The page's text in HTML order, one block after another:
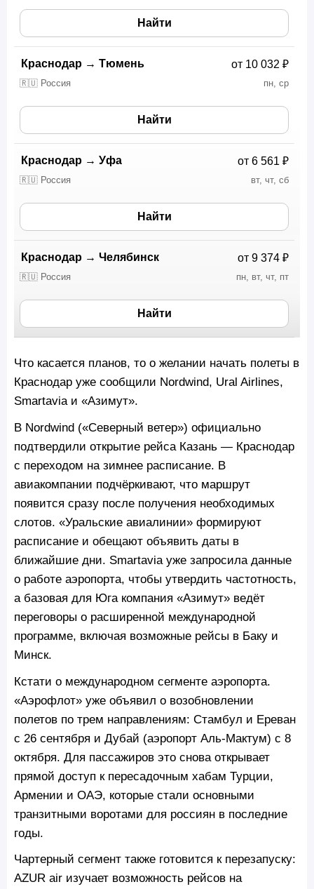
Найти
Краснодар → Тюмень
🇷🇺 Россия пн, ср
от 10 032 ₽
Найти
Краснодар → Уфа
🇷🇺 Россия вт, чт, сб
от 6 561 ₽
Найти
Краснодар → Челябинск
🇷🇺 Россия пн, вт, чт, пт
от 9 374 ₽
Найти
Что касается планов, то о желании начать полеты в
Краснодар уже сообщили Nordwind, Ural Airlines,
Smartavia и «Азимут».
В Nordwind («Северный ветер») официально
подтвердили открытие рейса Казань — Краснодар
с переходом на зимнее расписание. В
авиакомпании подчёркивают, что маршрут
появится сразу после получения необходимых
слотов. «Уральские авиалинии» формируют
расписание и обещают объявить даты в
ближайшие дни. Smartavia уже запросила данные
о работе аэропорта, чтобы утвердить частотность,
а базовая для Юга компания «Азимут» ведёт
переговоры о расширенной международной
программе, включая возможные рейсы в Баку и
Минск.
Кстати о международном сегменте аэропорта.
«Аэрофлот» уже объявил о возобновлении
полетов по трем направлениям: Стамбул и Ереван
с 26 сентября и Дубай (аэропорт Аль-Мактум) с 8
октября. Для пассажиров это снова открывает
прямой доступ к пересадочным хабам Турции,
Армении и ОАЭ, которые стали основными
транзитными воротами для россиян в последние
годы.
Чартерный сегмент также готовится к перезапуску:
AZUR air изучает возможность рейсов на